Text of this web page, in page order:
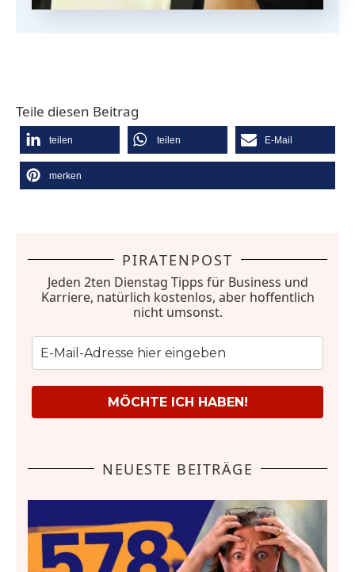
Teile diesen Beitrag
teilen teilen E-Mail
merken
PIRATENPOST
Jeden 2ten Dienstag Tipps für Business und
Karriere, natürlich kostenlos, aber hoffentlich
nicht umsonst.
MÖCHTE ICH HABEN!
NEUESTE BEITRÄGE